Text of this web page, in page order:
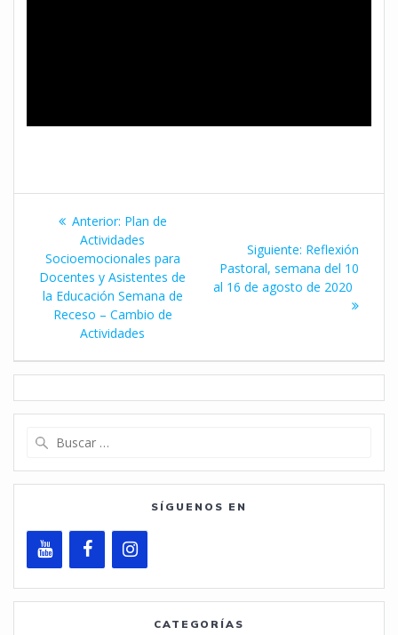
Navegación
de
entradas
Anterior: Entrada
anterior:
Plan de
Actividades
Socioemocionales para
Docentes y Asistentes de
la Educación Semana de
Receso – Cambio de
Actividades
Siguiente: Siguiente
entrada:
Reflexión
Pastoral, semana del 10
al 16 de agosto de 2020
SÍGUENOS EN
CATEGORÍAS